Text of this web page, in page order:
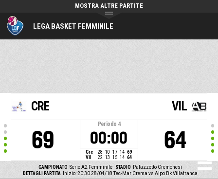
LEGA BASKET FEMMINILE
MOSTRA ALTRE PARTITE
CRE
69
Periodo 4
00:00
Cre 28 10 17 14 69
Vil
22 13 15 14 64
VIL
64
CAMPIONATO Serie A2 Femminile STADIO
Palazzetto Cremonesi
DETTAGLI PARTITA
Inizio: 20:30 28/04/18 Tec-Mar Crema vs Alpo Bk Villafranca